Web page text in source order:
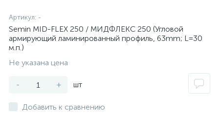
Артикул: -
Semin MID-FLEX 250 / МИДФЛЕКС 250 (Угловой
армирующий ламинированный профиль, 63mm; L=30
м.п.)
Не указана цена
- + шт
Добавить к сравнению